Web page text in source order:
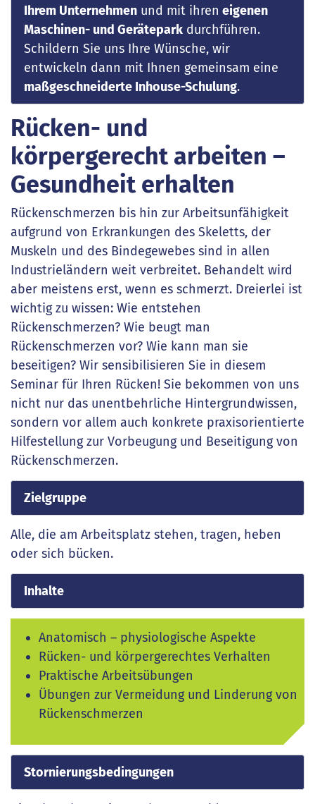
Ihrem Unternehmenund mit ihren eigenen
Maschinen- und Geräteparkdurchführen.
Schildern Sie uns Ihre Wünsche, wir
entwickeln dann mit Ihnen gemeinsam eine
maßgeschneiderte Inhouse-Schulung.
Rücken- und
körpergerecht arbeiten –
Gesundheit erhalten
Rückenschmerzen bis hin zur Arbeitsunfähigkeit
aufgrund von Erkrankungen des Skeletts, der
Muskeln und des Bindegewebes sind in allen
Industrieländern weit verbreitet. Behandelt wird
aber meistens erst, wenn es schmerzt. Dreierlei ist
wichtig zu wissen: Wie entstehen
Rückenschmerzen? Wie beugt man
Rückenschmerzen vor? Wie kann man sie
beseitigen? Wir sensibilisieren Sie in diesem
Seminar für Ihren Rücken! Sie bekommen von uns
nicht nur das unentbehrliche Hintergrundwissen,
sondern vor allem auch konkrete praxisorientierte
Hilfestellung zur Vorbeugung und Beseitigung von
Rückenschmerzen.
Zielgruppe
Alle, die am Arbeitsplatz stehen, tragen, heben
oder sich bücken.
Inhalte
Anatomisch – physiologische Aspekte
Rücken- und körpergerechtes Verhalten
Praktische Arbeitsübungen
Übungen zur Vermeidung und Linderung von
Rückenschmerzen
Stornierungsbedingungen